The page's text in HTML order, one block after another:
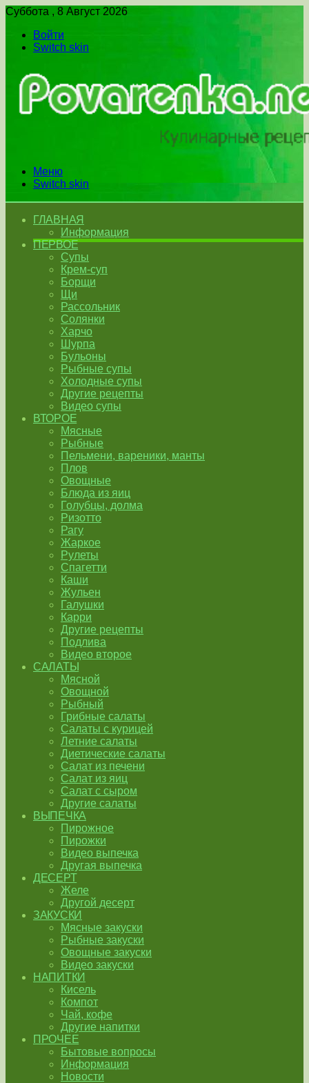
Суббота , 8 Август 2026
Войти
Switch skin
Меню
Switch skin
ГЛАВНАЯ
Информация
ПЕРВОЕ
Супы
Крем-суп
Борщи
Щи
Рассольник
Солянки
Харчо
Шурпа
Бульоны
Рыбные супы
Холодные супы
Другие рецепты
Видео супы
ВТОРОЕ
Мясные
Рыбные
Пельмени, вареники, манты
Плов
Овощные
Блюда из яиц
Голубцы, долма
Ризотто
Рагу
Жаркое
Рулеты
Спагетти
Каши
Жульен
Галушки
Карри
Другие рецепты
Подлива
Видео второе
САЛАТЫ
Мясной
Овощной
Рыбный
Грибные салаты
Салаты с курицей
Летние салаты
Диетические салаты
Салат из печени
Салат из яиц
Салат с сыром
Другие салаты
ВЫПЕЧКА
Пирожное
Пирожки
Видео выпечка
Другая выпечка
ДЕСЕРТ
Желе
Другой десерт
ЗАКУСКИ
Мясные закуски
Рыбные закуски
Овощные закуски
Видео закуски
НАПИТКИ
Кисель
Компот
Чай, кофе
Другие напитки
ПРОЧЕЕ
Бытовые вопросы
Информация
Новости